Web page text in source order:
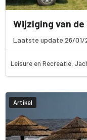
Wijziging van de
Laatste update 26/01/
Leisure en Recreatie,
Artikel